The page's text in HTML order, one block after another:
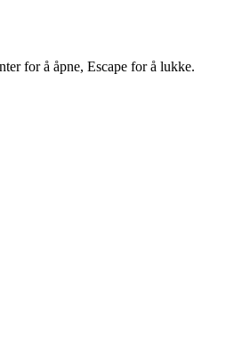
for å åpne, Escape for å lukke.